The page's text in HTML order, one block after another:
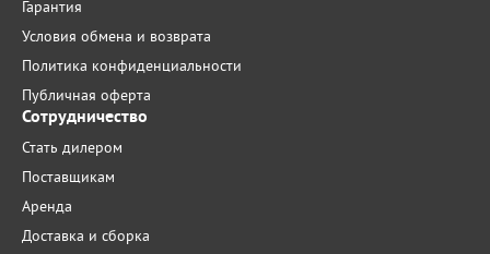
Гарантия
Условия обмена и возврата
Политика конфиденциальности
Публичная оферта
Сотрудничество
Стать дилером
Поставщикам
Аренда
Доставка и сборка